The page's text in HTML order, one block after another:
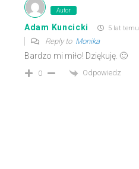
Autor
Adam Kuncicki 5 lat temu
Reply to Monika
Bardzo mi miło! Dziękuję. 🙂
0 Odpowiedz